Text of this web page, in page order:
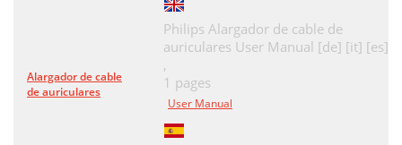
Alargador de cable
de auriculares
Philips Alargador de cable de
auriculares User Manual [de] [it] [es]
,
1 pages
User Manual